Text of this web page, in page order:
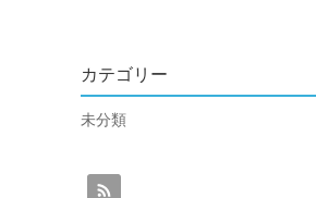
カテゴリー
未分類